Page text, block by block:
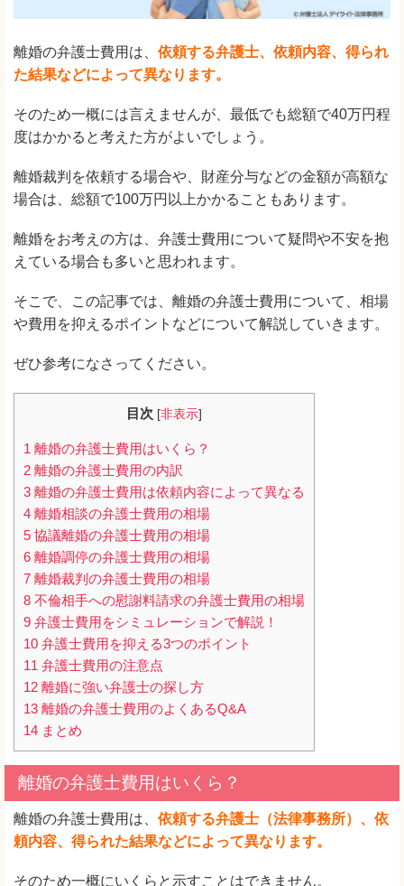
離婚の弁護士費用は、 依頼する弁護士、依頼内容、得られ
た結果などによって異なります。
そのため一概には言えませんが、最低でも総額で40万円程
度はかかると考えた方がよいでしょう。
離婚裁判を依頼する場合や、財産分与などの金額が高額な
場合は、総額で100万円以上かかることもあります。
離婚をお考えの方は、弁護士費用について疑問や不安を抱
えている場合も多いと思われます。
そこで、この記事では、離婚の弁護士費用について、相場
や費用を抑えるポイントなどについて解説していきます。
ぜひ参考になさってください。
目次 [非表示]
1 離婚の弁護士費用はいくら？
2 離婚の弁護士費用の内訳
3 離婚の弁護士費用は依頼内容によって異なる
4 離婚相談の弁護士費用の相場
5 協議離婚の弁護士費用の相場
6 離婚調停の弁護士費用の相場
7 離婚裁判の弁護士費用の相場
8 不倫相手への慰謝料請求の弁護士費用の相場
9 弁護士費用をシミュレーションで解説！
10 弁護士費用を抑える3つのポイント
11 弁護士費用の注意点
12 離婚に強い弁護士の探し方
13 離婚の弁護士費用のよくあるQ&A
14 まとめ
離婚の弁護士費用はいくら？
離婚の弁護士費用は、 依頼する弁護士（法律事務所）、依
頼内容、得られた結果などによって異なります。
そのため一概にいくらと示すことはできません。